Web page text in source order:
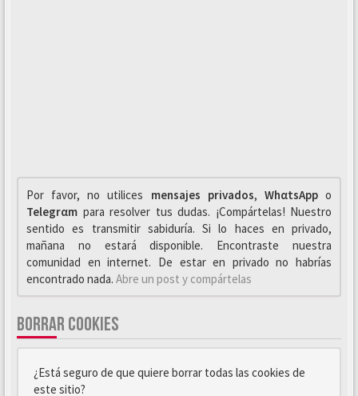
Por favor, no utilices mensajes privados, WhαtsAppo
Telegrαm para resolver tus dudas. ¡Compártelas! Nuestro
sentido es transmitir sabiduría. Si lo haces en privado,
mañana no estará disponible. Encontraste nuestra
comunidad en internet. De estar en privado no habrías
encontrado nada. Abre un post y compártelas
BORRAR COOKIES
¿Está seguro de que quiere borrar todas las cookies de
este sitio?